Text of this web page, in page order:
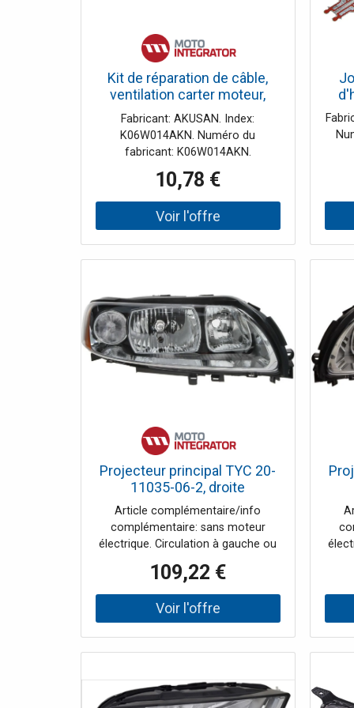
Kit de réparation de câble,
ventilation carter moteur,
chauffage AKUSAN
K06W014AKN
Fabricant: AKUSAN. Index:
K06W014AKN. Numéro du
fabricant: K06W014AKN.
10,78 €
Projecteur principal TYC 20-
11035-06-2, droite
Article complémentaire/info
complémentaire: sans moteur
électrique. Circulation à gauche ou
Couleur du carter: gris. Côté
d'assemblage: droite. Fabricant:
TYC. Index: TYC 20-11035-06-2.
Numéro du fabricant: 20-11035-06-
109,22 €